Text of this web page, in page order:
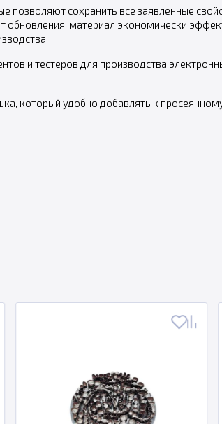
позволяют сохранить все заявленные
материал экономически
и тестеров для производства
который удобно добавлять к